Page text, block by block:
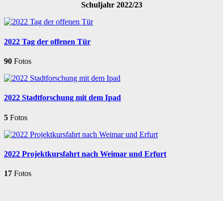
Schuljahr 2022/23
2022 Tag der offenen Tür
90 Fotos
2022 Stadtforschung mit dem Ipad
5 Fotos
2022 Projektkursfahrt nach Weimar und Erfurt
17 Fotos